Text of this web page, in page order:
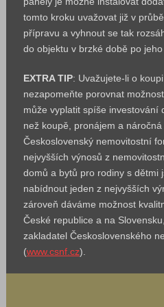
tomto kroku uvažovat již v
přípravu a vyhnout se tak
do objektu v brzké době po jeho
EXTRA TIP: Uvažujete-li o
nezapomeňte porovnat
může vyplatit spíše investování
než koupě, pronájem a náročná
Československý nemovitostní
nejvyšších výnosů z
domů a bytů pro rodiny s dětmi
nabídnout jeden z nejvyšších
zároveň dáváme možnost
České republice a na
zakladatel Československého
(www.csnf.cz).